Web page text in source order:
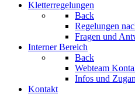
Kletterregelungen
Back
Regelungen
Fragen und
Interner Bereich
Back
Webteam
Infos und
Kontakt